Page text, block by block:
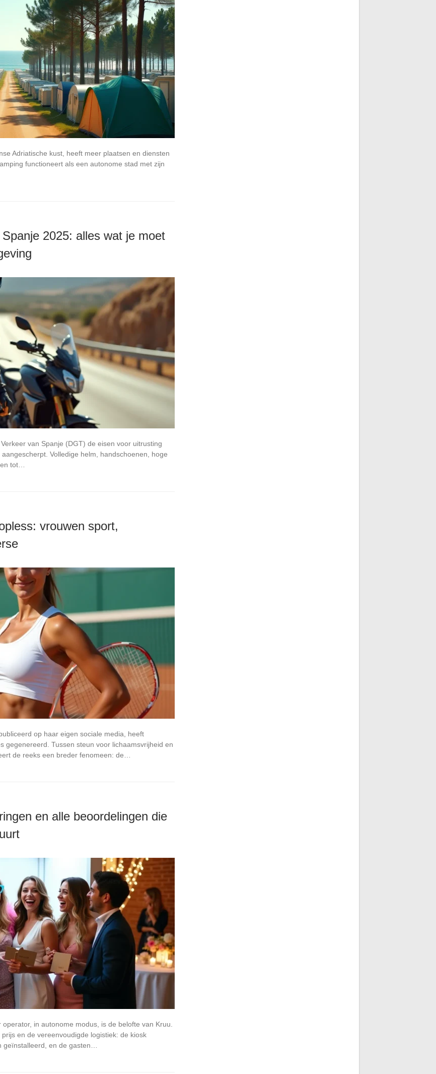
Adriatische kust, heeft meer plaatsen en diensten
functioneert als een autonome stad met zijn
2025: alles wat je moet
van Spanje (DGT) de eisen voor uitrusting
Volledige helm, handschoenen, hoge
tot…
vrouwen sport,
op haar eigen sociale media, heeft
gegenereerd. Tussen steun voor lichaamsvrijheid en
de reeks een breder fenomeen: de…
en alle beoordelingen die
in autonome modus, is de belofte van Kruu.
en de vereenvoudigde logistiek: de kiosk
en de gasten…